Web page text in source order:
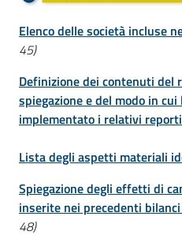
Elenco delle società incluse
45)
Definizione dei contenuti del
spiegazione e del modo in cui
implementato i relativi
Lista degli aspetti materiali
Spiegazione degli effetti di
inserite nei precedenti
48)